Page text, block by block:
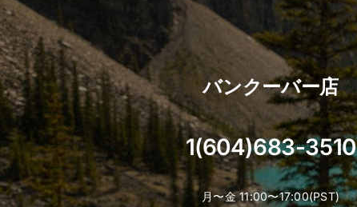
バンクーバー店
1(604)683-3510
月〜金 11:00〜17:00(PST)